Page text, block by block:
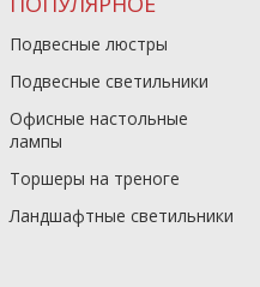
Подвесные люстры
Подвесные светильники
Офисные настольные
лампы
Торшеры на треноге
Ландшафтные светильники